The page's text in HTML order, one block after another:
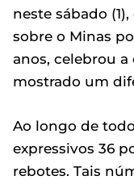
neste sábado
sobre o Minas
anos, celebrou
mostrado um
Ao longo de
expressivos 36
rebotes. Tais